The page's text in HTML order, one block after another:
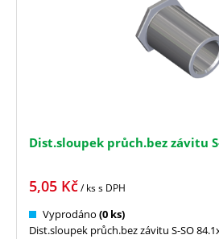
Dist.sloupek průch.bez závitu
5,05 Kč/ kss DPH
Vyprodáno (0 ks)
Dist.sloupek průch.bez závitu S-SO